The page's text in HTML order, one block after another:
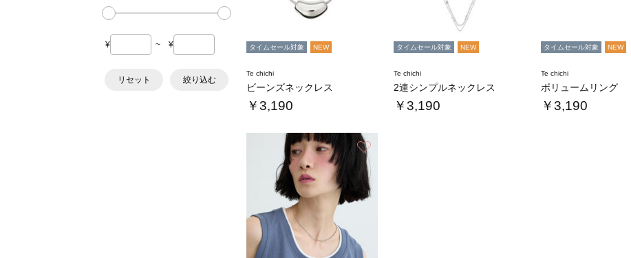
¥ ~ ¥
リセット 絞り込む
タイムセール対象 NEW
Te chichi
ビーンズネックレス
￥3,190
タイムセール対象 NEW
Te chichi
2連シンプルネックレス
￥3,190
タイムセール対象 NEW
Te chichi
ボリュームリング
￥3,190